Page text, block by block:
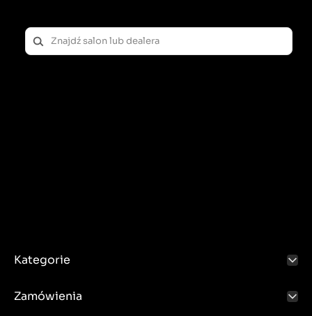
Kategorie
Zamówienia